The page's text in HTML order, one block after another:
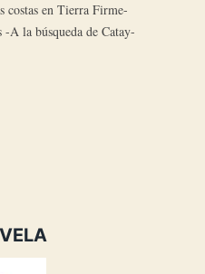
costas en Tierra Firme-
A la búsqueda de Catay-